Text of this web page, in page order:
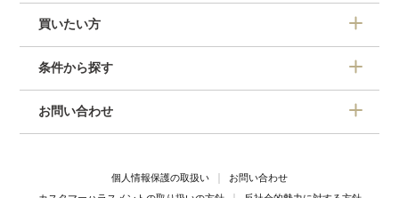
買いたい方
条件から探す
お問い合わせ
個人情報保護の取扱い
お問い合わせ